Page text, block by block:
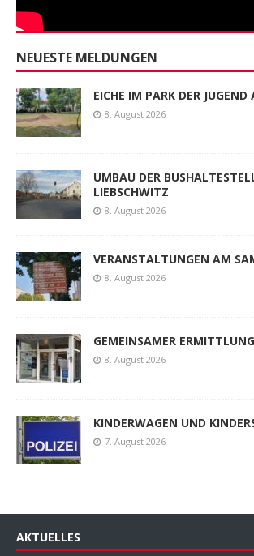
NEUESTE MELDUNGEN
EICHE IM PARK DER JUGEND
8. August 2026
UMBAU DER
LIEBSCHWITZ
8. August 2026
VERANSTALTUNGEN AM
8. August 2026
GEMEINSAMER
8. August 2026
KINDERWAGEN UND
7. August 2026
AKTUELLES